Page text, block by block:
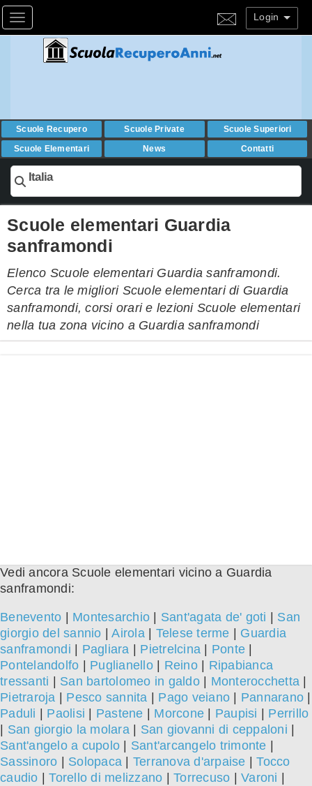
Toggle navigation Login
Scuole Recupero Scuole Private
Scuole Superiori
Scuole Elementari
News Contatti
Italia
Scuole elementari Guardia
sanframondi
Elenco Scuole elementari Guardia sanframondi.
Cerca tra le migliori Scuole elementari di Guardia
sanframondi, corsi orari e lezioni Scuole elementari
nella tua zona vicino a Guardia sanframondi
Vedi ancora Scuole elementari vicino a Guardia
sanframondi:
Benevento Montesarchio Sant'agata de' goti
San
giorgio del sannio |Airola| Telese terme
Guardia
sanframondi
Pagliara Pietrelcina Ponte
Pontelandolfo
Puglianello| Reino| Ripabianca
tressanti
San bartolomeo in galdo| Monterocchetta
Pietraroja
Pesco sannita Pago veiano Pannarano
Paduli
Paolisi Pastene Morcone Paupisi
Perrillo
San giorgio la molara| San giovanni di ceppaloni
Sant'angelo a cupolo
Sant'arcangelo trimonte
Sassinoro
Solopaca Terranova d'arpaise |Tocco
caudio |Torello di melizzano Torrecuso Varoni